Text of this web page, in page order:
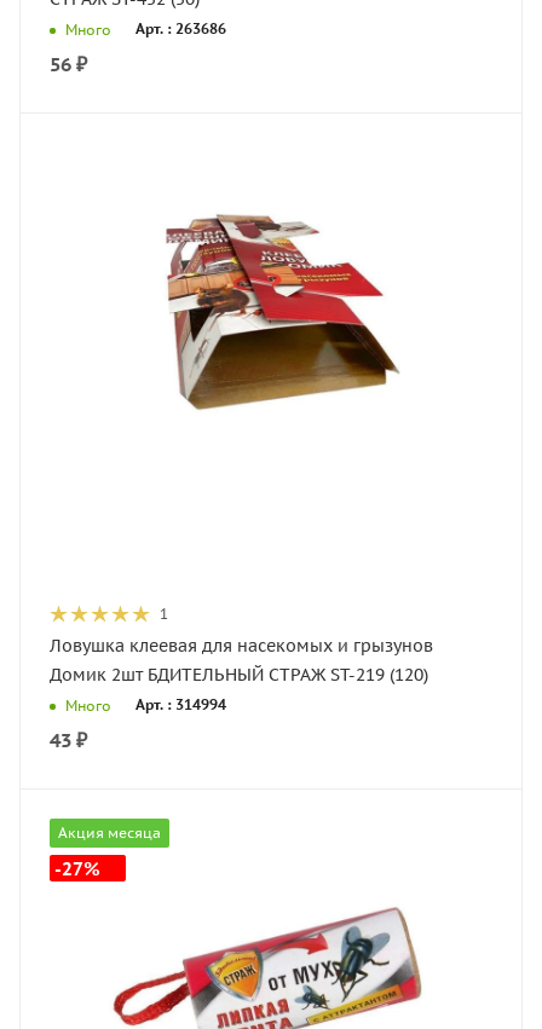
Много Арт. : 263686
56 ₽
1
Ловушка клеевая для насекомых и грызунов
Домик 2шт БДИТЕЛЬНЫЙ СТРАЖ ST-219 (120)
Много Арт. : 314994
43 ₽
Акция месяца
-27%